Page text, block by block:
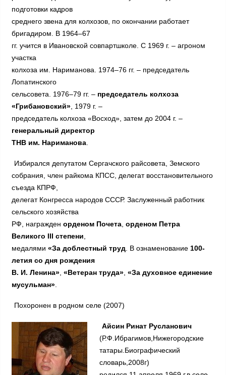
подготовки кадров
среднего звена для колхозов, по окончании работает
бригадиром. В 1964–67
гг. учится в Ивановской совпартшколе. С 1969 г. – агроном
участка
колхоза им. Нариманова. 1974–76 гг. – председатель
Лопатинского
сельсовета. 1976–79 гг. – председатель колхоза
«Грибановский», 1979 г. –
председатель колхоза «Восход», затем до 2004 г. –
генеральный директор
ТНВ им. Нариманова.
Избирался депутатом Сергачского райсовета, Земского
собрания, член райкома КПСС, делегат восстановительного
съезда КПРФ,
делегат Конгресса народов СССР. Заслуженный работник
сельского хозяйства
РФ, награжден орденом Почета, орденом Петра
Великого III степени
медалями «За доблестный труд. В ознаменование 100-
летия со дня рождения
В. И. Ленина», «Ветеран труда», «За духовное единение
мусульман».
Похоронен в родном селе (2007)
Айсин Ринат Русланович
(Р.Ф.Ибрагимов,Нижегородские
татары.Биографический
словарь,2008г)